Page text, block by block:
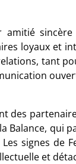
loyaux et
tant
des
Balance,
signes de
et